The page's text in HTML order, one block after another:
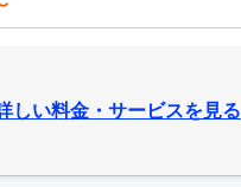
しい料金・サービスを見る